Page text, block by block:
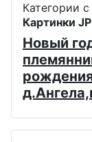
Категории
Картинки
Новый